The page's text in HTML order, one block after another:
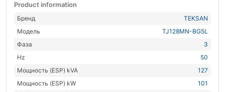
Product information
Бренд
TEKSAN
Модель
TJ128MN-BG5L
Фаза
3
Hz
50
Мощность (ESP) kVA
127
Мощность (ESP) kW
101